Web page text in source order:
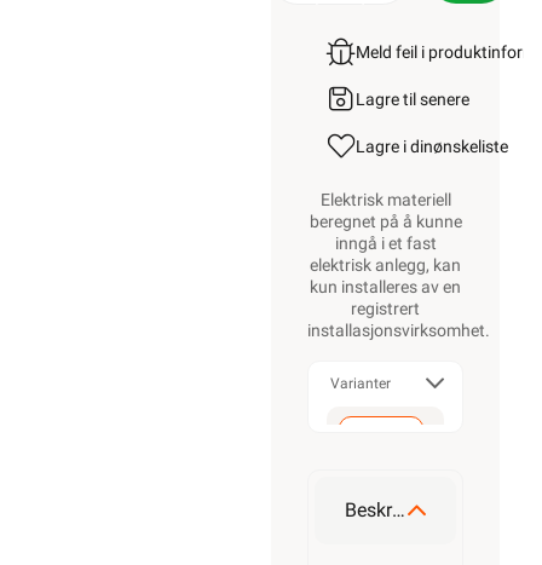
Meld feil i
Lagre til senere
Lagre i dinønskeliste
Elektrisk materiell
beregnet på å kunne
inngå i et fast
elektrisk anlegg, kan
kun installeres av en
registrert
installasjonsvirksomhet.
Varianter
Beskrivelse